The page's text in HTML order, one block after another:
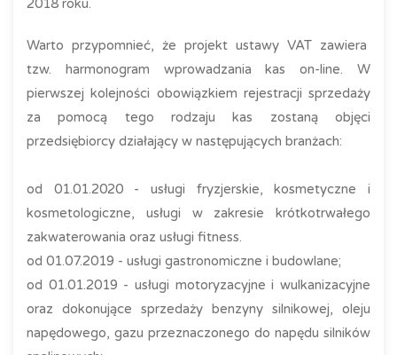
2018 roku.
Warto przypomnieć, że projekt ustawy VAT zawiera
tzw. harmonogram wprowadzania kas on-line. W
pierwszej kolejności obowiązkiem rejestracji sprzedaży
za pomocą tego rodzaju kas zostaną objęci
przedsiębiorcy działający w następujących branżach:
od 01.01.2020 - usługi fryzjerskie, kosmetyczne i
kosmetologiczne, usługi w zakresie krótkotrwałego
zakwaterowania oraz usługi fitness.
od 01.07.2019 - usługi gastronomiczne i budowlane;
od 01.01.2019 - usługi motoryzacyjne i wulkanizacyjne
oraz dokonujące sprzedaży benzyny silnikowej, oleju
napędowego, gazu przeznaczonego do napędu silników